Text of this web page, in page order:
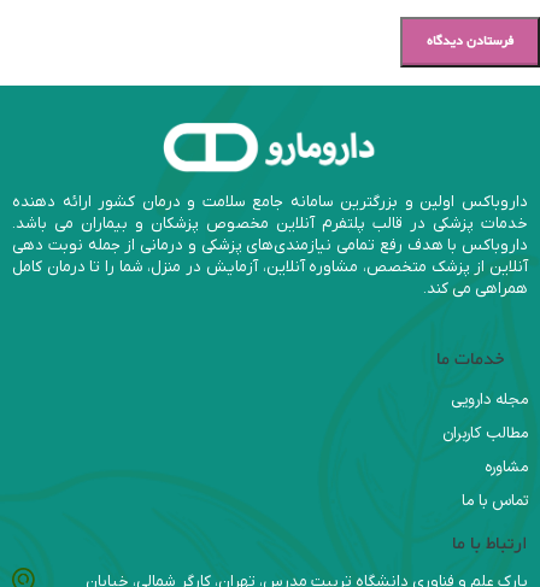
داروباکس اولین و بزرگترین سامانه جامع سلامت و درمان کشور ارائه دهنده
خدمات پزشکی در قالب پلتفرم آنلاین مخصوص پزشکان و بیماران می باشد.
داروباکس با هدف رفع تمامی نیازمندی‌های پزشکی و درمانی از جمله نوبت دهی
آنلاین از پزشک متخصص، مشاوره آنلاین، آزمایش در منزل، شما را تا درمان کامل
همراهی می کند.
خدمات ما
مجله دارویی
مطالب کاربران
مشاوره
تماس با ما
ارتباط با ما
پارک علم و فناوری دانشگاه تربیت مدرس، تهران، کارگر شمالی، خیابان